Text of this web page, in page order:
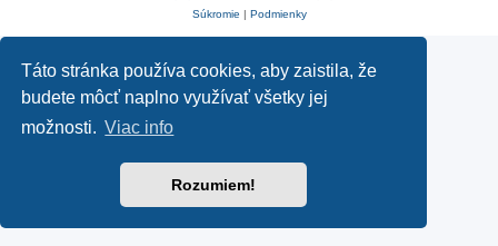
Táto stránka používa cookies, aby zaistila, že
budete môcť naplno využívať všetky jej
možnosti. Viac info
Rozumiem!
Súkromie | Podmienky